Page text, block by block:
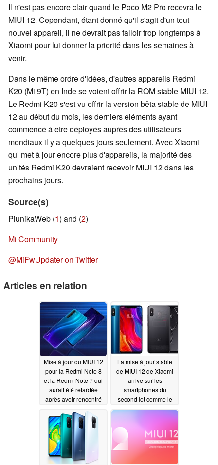
Il n'est pas encore clair quand le Poco M2 Pro recevra le
MIUI 12. Cependant, étant donné qu'il s'agit d'un tout
nouvel appareil, il ne devrait pas falloir trop longtemps à
Xiaomi pour lui donner la priorité dans les semaines à
venir.
Dans le même ordre d'idées, d'autres appareils Redmi
K20 (Mi 9T) en Inde se voient offrir la ROM stable MIUI 12.
Le Redmi K20 s'est vu offrir la version bêta stable de MIUI
12 au début du mois, les derniers éléments ayant
commencé à être déployés auprès des utilisateurs
mondiaux il y a quelques jours seulement. Avec Xiaomi
qui met à jour encore plus d'appareils, la majorité des
unités Redmi K20 devraient recevoir MIUI 12 dans les
prochains jours.
Source(s)
PiunikaWeb (1) and (2)
Mi Community
@MiFwUpdater on Twitter
Articles en relation
Mise à jour du MIUI 12
pour la Redmi Note 8
et la Redmi Note 7 qui
aurait été retardée
après avoir rencontré
La mise à jour stable
de MIUI 12 de Xiaomi
arrive sur les
smartphones du
second lot comme le
Mi Mix 3, Mi 8, et
Redmi Note 7 Pro d'ici
la fin juillet